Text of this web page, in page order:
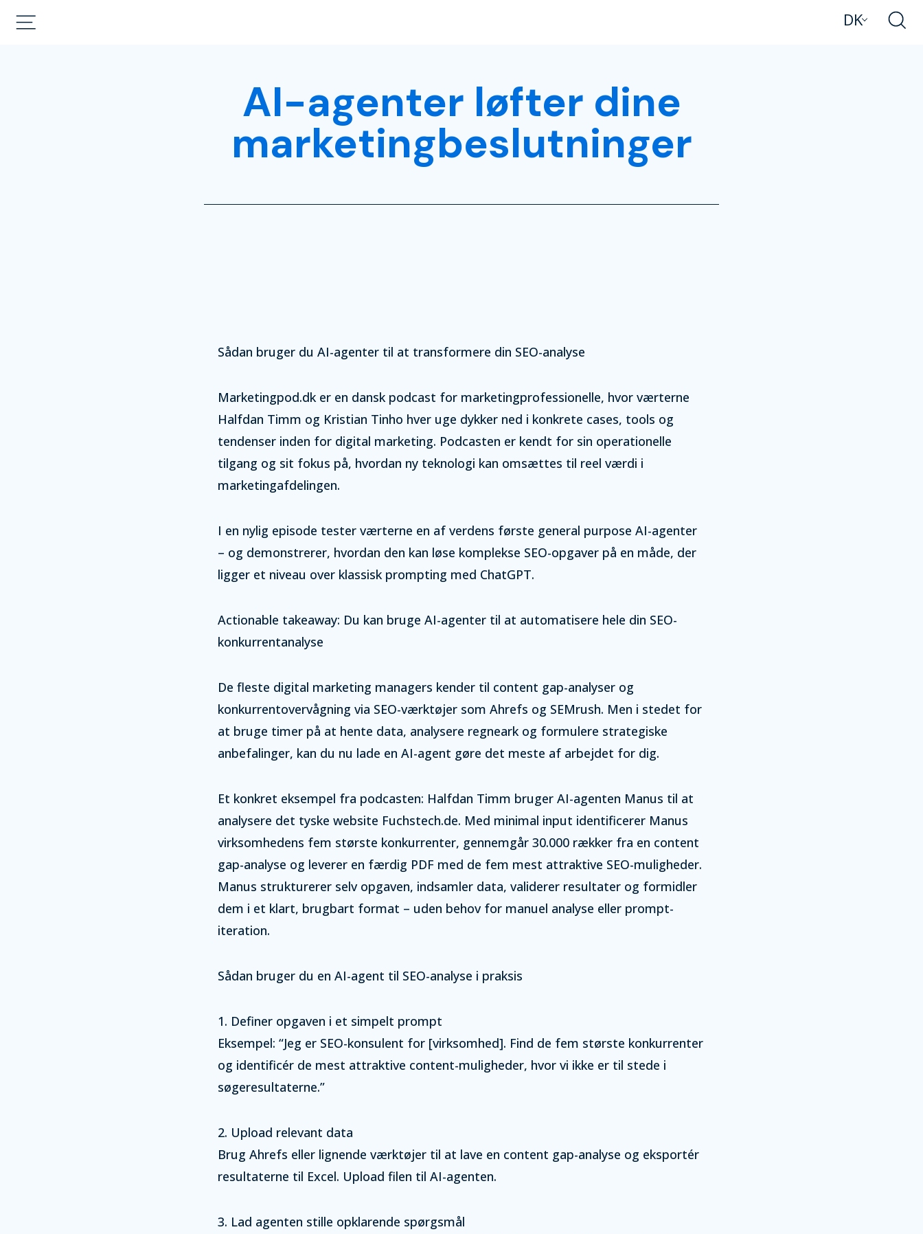
DK
AI-agenter løfter dine
marketingbeslutninger
Sådan bruger du AI-agenter til at transformere din SEO-analyse
Marketingpod.dk er en dansk podcast for marketingprofessionelle, hvor værterne
Halfdan Timm og Kristian Tinho hver uge dykker ned i konkrete cases, tools og
tendenser inden for digital marketing. Podcasten er kendt for sin operationelle
tilgang og sit fokus på, hvordan ny teknologi kan omsættes til reel værdi i
marketingafdelingen.
I en nylig episode tester værterne en af verdens første general purpose AI-agenter
– og demonstrerer, hvordan den kan løse komplekse SEO-opgaver på en måde, der
ligger et niveau over klassisk prompting med ChatGPT.
Actionable takeaway: Du kan bruge AI-agenter til at automatisere hele din SEO-
konkurrentanalyse
De fleste digital marketing managers kender til content gap-analyser og
konkurrentovervågning via SEO-værktøjer som Ahrefs og SEMrush. Men i stedet for
at bruge timer på at hente data, analysere regneark og formulere strategiske
anbefalinger, kan du nu lade en AI-agent gøre det meste af arbejdet for dig.
Et konkret eksempel fra podcasten: Halfdan Timm bruger AI-agenten Manus til at
analysere det tyske website Fuchstech.de. Med minimal input identificerer Manus
virksomhedens fem største konkurrenter, gennemgår 30.000 rækker fra en content
gap-analyse og leverer en færdig PDF med de fem mest attraktive SEO-muligheder.
Manus strukturerer selv opgaven, indsamler data, validerer resultater og formidler
dem i et klart, brugbart format – uden behov for manuel analyse eller prompt-
iteration.
Sådan bruger du en AI-agent til SEO-analyse i praksis
1. Definer opgaven i et simpelt prompt
Eksempel: “Jeg er SEO-konsulent for [virksomhed]. Find de fem største konkurrenter
og identificér de mest attraktive content-muligheder, hvor vi ikke er til stede i
søgeresultaterne.”
2. Upload relevant data
Brug Ahrefs eller lignende værktøjer til at lave en content gap-analyse og eksportér
resultaterne til Excel. Upload filen til AI-agenten.
3. Lad agenten stille opklarende spørgsmål